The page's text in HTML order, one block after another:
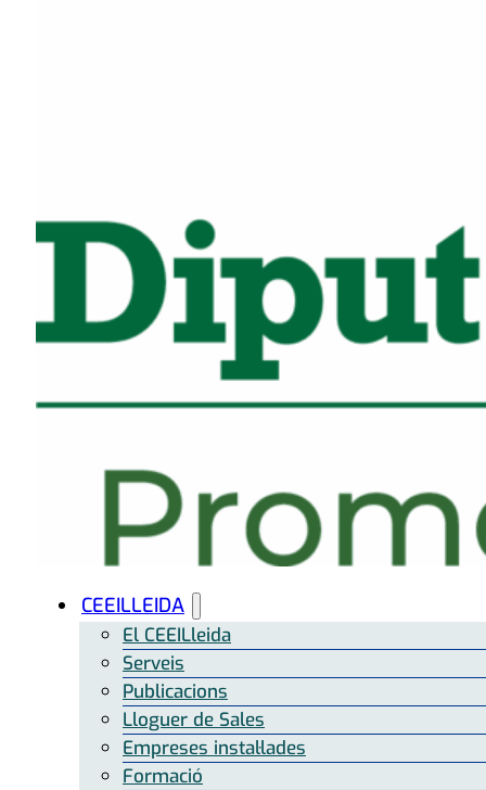
CEEILLEIDA
El CEEILleida
Serveis
Publicacions
Lloguer de Sales
Empreses instal·lades
Formació